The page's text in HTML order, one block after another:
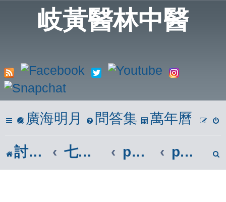
岐黃醫林中醫
廣海明月 問答集 萬年曆
討論區 七、參考區 phpBB參考區 phpBB3.3.x